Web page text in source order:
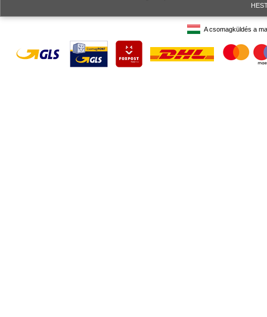
A csomagküldés a